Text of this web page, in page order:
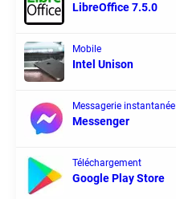
LibreOffice 7.5.0
Mobile
Intel Unison
Messagerie instantanée
Messenger
Téléchargement
Google Play Store